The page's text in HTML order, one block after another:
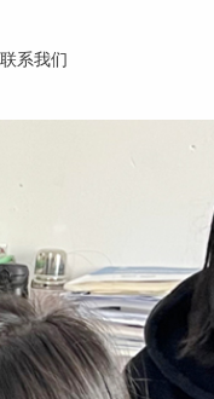
联系我们